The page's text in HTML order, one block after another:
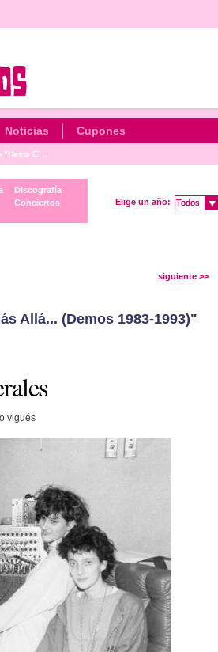
Noticias Cupones
El ...
Discografía
Conciertos
Elige un año: Todos
Todos
siguiente >>
Allá... (Demos 1983-1993)"
vigués